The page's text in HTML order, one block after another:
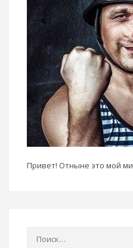
Привет! Отныне это мой
Найти: